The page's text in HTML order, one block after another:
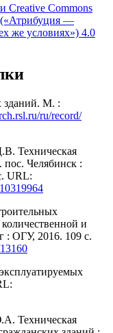
Creative Commons
(«Атрибуция —
же условиях») 4.0
зданий. М. :
ru/record/
Техническая
пос. Челябинск :
URL:
и
: ОГУ, 2016. 109 с.
Техническая